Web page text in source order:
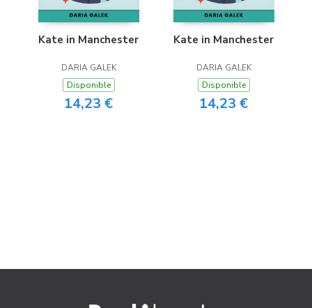
Kate in Manchester
DARIA GALEK
Disponible
14,23 €
Kate in Manchester
DARIA GALEK
Disponible
14,23 €